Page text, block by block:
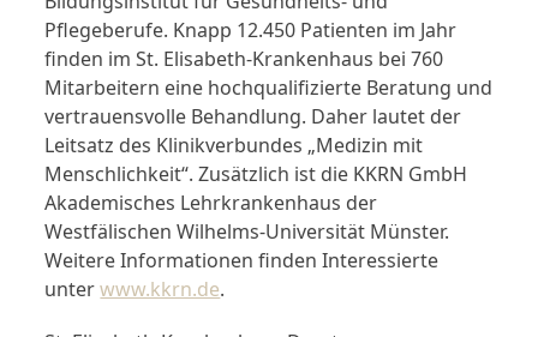
Pflegeberufe. Knapp 12.450 Patienten im Jahr
finden im St. Elisabeth-Krankenhaus bei 760
Mitarbeitern eine hochqualifizierte Beratung und
vertrauensvolle Behandlung. Daher lautet der
Leitsatz des Klinikverbundes „Medizin mit
Menschlichkeit“. Zusätzlich ist die KKRN GmbH
Akademisches Lehrkrankenhaus der
Westfälischen Wilhelms-Universität Münster.
Weitere Informationen finden Interessierte
unterwww.kkrn.de.